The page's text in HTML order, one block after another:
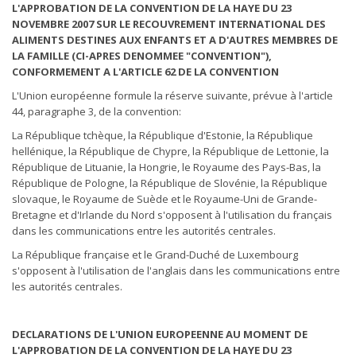
L'APPROBATION DE LA CONVENTION DE LA HAYE DU 23
NOVEMBRE 2007 SUR LE RECOUVREMENT INTERNATIONAL DES
ALIMENTS DESTINES AUX ENFANTS ET A D'AUTRES MEMBRES DE
LA FAMILLE (CI-APRES DENOMMEE "CONVENTION"),
CONFORMEMENT A L'ARTICLE 62 DE LA CONVENTION
L'Union européenne formule la réserve suivante, prévue à l'article
44, paragraphe 3, de la convention:
La République tchèque, la République d'Estonie, la République
hellénique, la République de Chypre, la République de Lettonie, la
République de Lituanie, la Hongrie, le Royaume des Pays-Bas, la
République de Pologne, la République de Slovénie, la République
slovaque, le Royaume de Suède et le Royaume-Uni de Grande-
Bretagne et d'Irlande du Nord s'opposent à l'utilisation du français
dans les communications entre les autorités centrales.
La République française et le Grand-Duché de Luxembourg
s'opposent à l'utilisation de l'anglais dans les communications entre
les autorités centrales.
DECLARATIONS DE L'UNION EUROPEENNE AU MOMENT DE
L'APPROBATION DE LA CONVENTION DE LA HAYE DU 23